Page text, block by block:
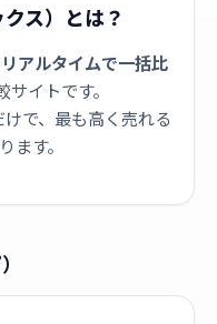
クス）とは？
アルタイムで一括比
イトです。
で、最も高く売れる
ます。